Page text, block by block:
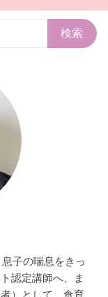
検索
子の喘息をきっ
認定講師へ、ま